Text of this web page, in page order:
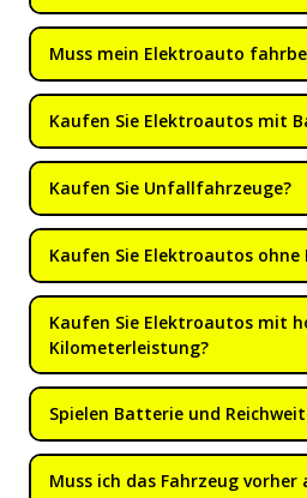
Muss mein Elektroauto
Kaufen Sie Elektroautos mit
Kaufen Sie Unfallfahrzeuge?
Kaufen Sie Elektroautos ohne
Kaufen Sie Elektroautos mit
Kilometerleistung?
Spielen Batterie und
Muss ich das Fahrzeug vorher